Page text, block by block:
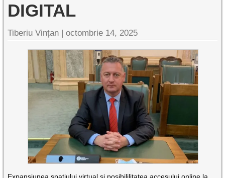
DIGITAL
Tiberiu Vințan |octombrie 14, 2025